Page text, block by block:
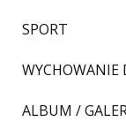
SPORT
WYCHOWANIE
ALBUM /